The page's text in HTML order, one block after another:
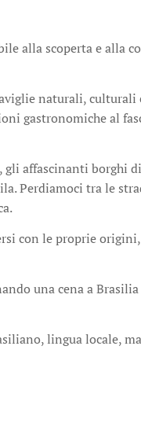
alla scoperta e alla
naturali, culturali
gastronomiche al
affascinanti borghi
Perdiamoci tra le
con le proprie
una cena a
lingua locale,